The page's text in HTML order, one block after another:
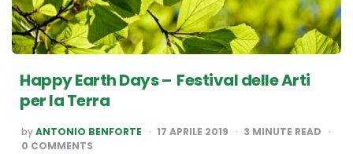
Happy Earth Days – Festival delle Arti
per la Terra
POSTED
BY
byANTONIO BENFORTE 17 APRILE 2019 3 MINUTE READ
0 COMMENTS